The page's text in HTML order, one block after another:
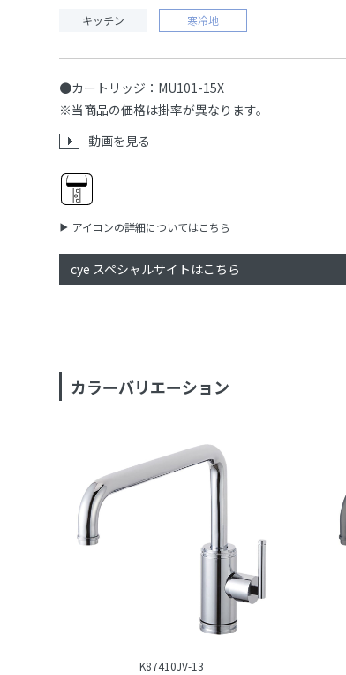
キッチン 寒冷地
●カートリッジ：MU101-15X
※当商品の価格は掛率が異なります。
動画を見る
アイコンの詳細についてはこちら
cye スペシャルサイトはこちら
カラーバリエーション
K87410JV-13